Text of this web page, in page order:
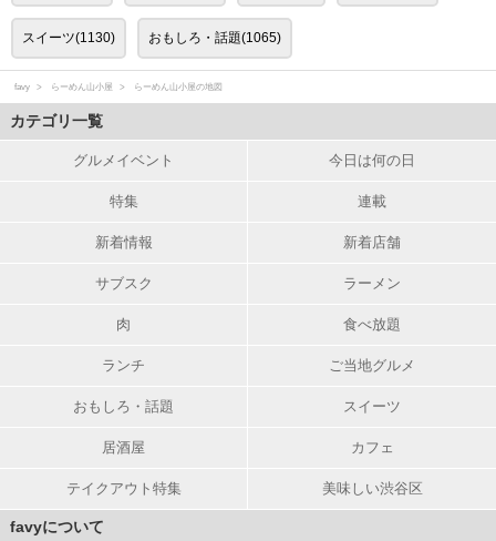
スイーツ(1130) おもしろ・話題(1065)
favy らーめん山小屋 らーめん山小屋の地図
カテゴリ一覧
グルメイベント 今日は何の日
特集 連載
新着情報 新着店舗
サブスク ラーメン
肉 食べ放題
ランチ ご当地グルメ
おもしろ・話題 スイーツ
居酒屋 カフェ
テイクアウト特集 美味しい渋谷区
favyについて